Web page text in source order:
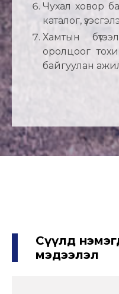
Чухал ховор
каталог,
Хамтын
оролцоог
байгуулан
Сүүлд
мэдээлэл